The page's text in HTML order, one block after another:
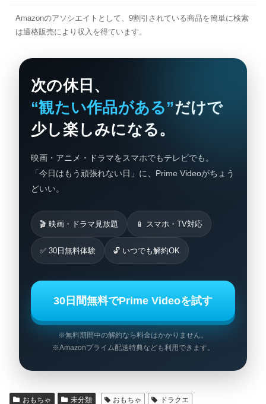
Amazonのアソシエイトとして、9割引されている商品を簡単に検索
は適格販売により収入を得ています。
次の休日、
“観たい作品がある”だけで
少し楽しみになる。
映画・アニメ・ドラマをスマホでもテレビでも。
「今日はもう頑張れない日」に、Prime Videoがちょう
どいい。
🎬 映画・ドラマ見放題 📱 スマホ・TV対応
✅ 30日無料体験 🔓 いつでも解約OK
30日間無料でPrime Videoを試す
※無料期間中の解約なら料金はかかりません。
※Amazonプライム配送特典なども利用できます。
おもちゃ 未分類 おもちゃ ドラクエ